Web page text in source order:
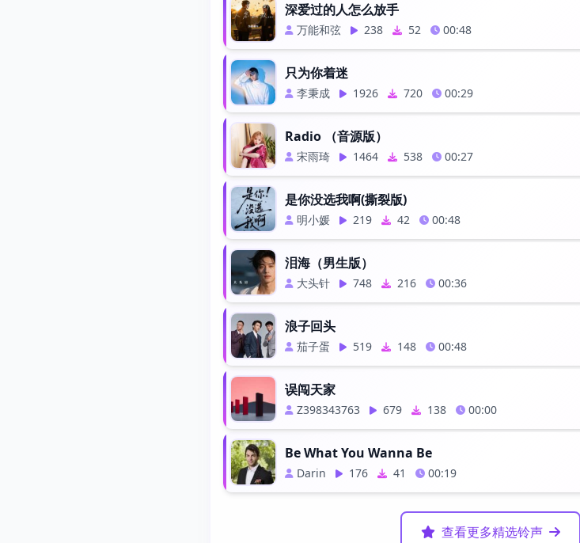
深爱过的人怎么放手
万能和弦 238 52 00:48
只为你着迷
李秉成 1926 720 00:29
Radio （音源版）
宋雨琦 1464 538 00:27
是你没选我啊(撕裂版)
明小媛 219 42 00:48
泪海（男生版）
大头针 748 216 00:36
浪子回头
茄子蛋 519 148 00:48
误闯天家
Z398343763 679 138 00:00
Be What You Wanna Be
Darin 176 41 00:19
查看更多精选铃声